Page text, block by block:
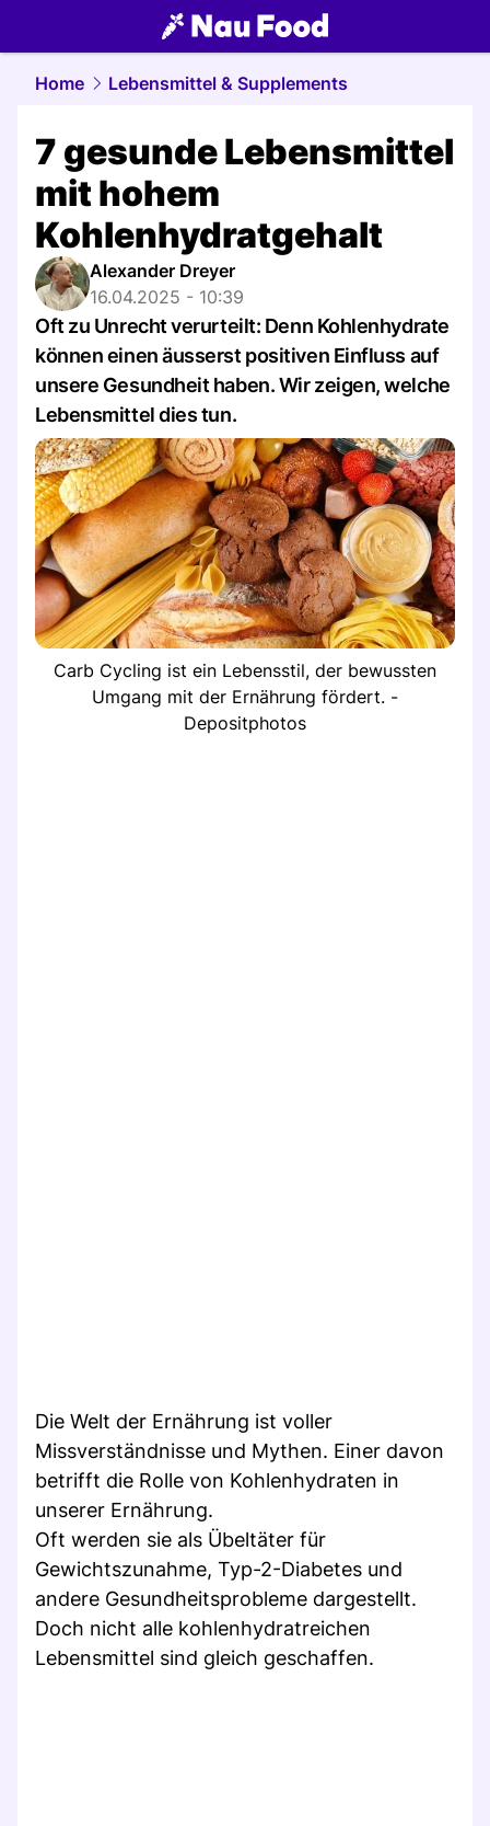
food.NAU.ch
Home Lebensmittel & Supplements
7 gesunde Lebensmittel
mit hohem
Kohlenhydratgehalt
Alexander Dreyer
16.04.2025 - 10:39
Oft zu Unrecht verurteilt: Denn Kohlenhydrate
können einen äusserst positiven Einfluss auf
unsere Gesundheit haben. Wir zeigen, welche
Lebensmittel dies tun.
Carb Cycling ist ein Lebensstil, der bewussten
Umgang mit der Ernährung fördert. -
Depositphotos
Die Welt der Ernährung ist voller
Missverständnisse und Mythen. Einer davon
betrifft die Rolle von Kohlenhydraten in
unserer Ernährung.
Oft werden sie als Übeltäter für
Gewichtszunahme, Typ-2-Diabetes und
andere Gesundheitsprobleme dargestellt.
Doch nicht alle kohlenhydratreichen
Lebensmittel sind gleich geschaffen.